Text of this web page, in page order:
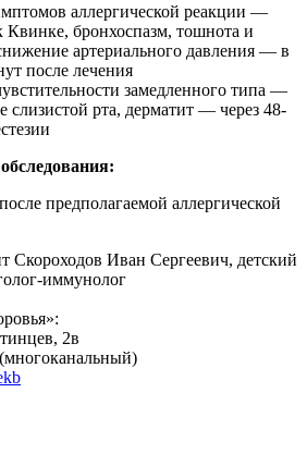
аллергической реакции —
Квинке, бронхоспазм, тошнота и
артериального давления — в
после лечения
замедленного типа —
слизистой рта, дерматит — через 48-
предполагаемой аллергической
Скороходов Иван Сергеевич, детский
иммунолог
2в